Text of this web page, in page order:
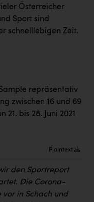
Österreicher
Sport sind
schnelllebigen Zeit.
repräsentativ
zwischen 16 und 69
21. bis 28. Juni 2021
Plaintext
den Sportreport
Die Corona-
in Schach und